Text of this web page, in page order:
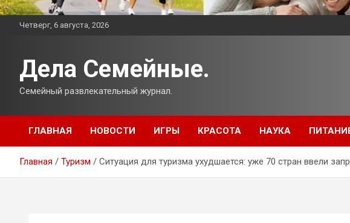
Четверг, 6 августа, 2026
Дела Семейные.
Семейный развлекательный журнал.
ГЛАВНАЯ НОВОСТИ ИГРЫ КРАСОТА НАУКА
Главная Туризм Ситуация для туризма ухудшается: уже 70 стран ввели